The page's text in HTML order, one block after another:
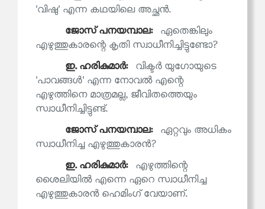
'വിഷു' എന്ന കഥയിലെ അച്ഛൻ.
ജോസ് പനയമ്പാല:
ഏതെങ്കിലും
എഴുത്തുകാരന്റെ കൃതി സ്വാധീനിച്ചിട്ടുണ്ടോ?
ഇ. ഹരികുമാര്‍:
വിക്ടർ യുഗോയുടെ
'പാവങ്ങൾ' എന്ന നോവൽ എന്റെ
എഴുത്തിനെ മാത്രമല്ല, ജീവിതത്തെയും
സ്വാധീനിച്ചിട്ടുണ്ട്.
ജോസ് പനയമ്പാല:
ഏറ്റവും അധികം
സ്വാധീനിച്ച എഴുത്തുകാരൻ?
ഇ. ഹരികുമാര്‍:
എഴുത്തിന്റെ
ശൈലിയിൽ എന്നെ ഏറെ സ്വാധീനിച്ച
എഴുത്തുകാരൻ ഹെമിംഗ് വേയാണ്.